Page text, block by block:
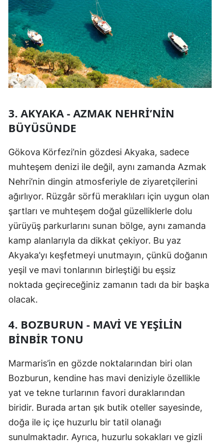
3. AKYAKA - AZMAK NEHRI’NIN
BÜYÜSÜNDE
Gökova Körfezi’nin gözdesi Akyaka, sadece
muhteşem denizi ile değil, aynı zamanda Azmak
Nehri’nin dingin atmosferiyle de ziyaretçilerini
ağırlıyor. Rüzgâr sörfü meraklıları için uygun olan
şartları ve muhteşem doğal güzelliklerle dolu
yürüyüş parkurlarını sunan bölge, aynı zamanda
kamp alanlarıyla da dikkat çekiyor. Bu yaz
Akyaka’yı keşfetmeyi unutmayın, çünkü doğanın
yeşil ve mavi tonlarının birleştiği bu eşsiz
noktada geçireceğiniz zamanın tadı da bir başka
olacak.
4. BOZBURUN - MAVI VE YEŞILIN
BINBIR TONU
Marmaris’in en gözde noktalarından biri olan
Bozburun, kendine has mavi deniziyle özellikle
yat ve tekne turlarının favori duraklarından
biridir. Burada artan şık butik oteller sayesinde,
doğa ile iç içe huzurlu bir tatil olanağı
sunulmaktadır. Ayrıca, huzurlu sokakları ve gizli